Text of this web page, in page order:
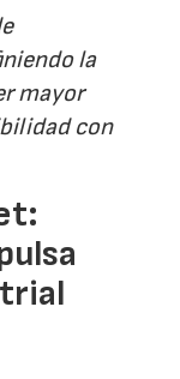
la
mayor
con